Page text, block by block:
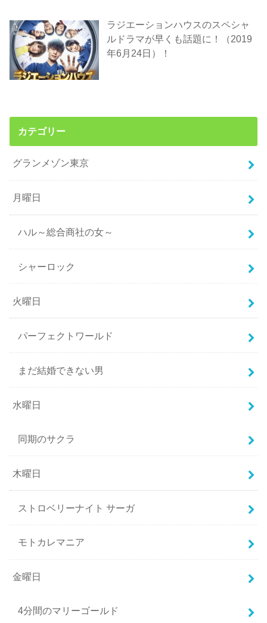
ラジエーションハウスのスペシャ
ルドラマが早くも話題に！（2019
年6月24日）！
カテゴリー
グランメゾン東京
月曜日
ハル～総合商社の女～
シャーロック
火曜日
パーフェクトワールド
まだ結婚できない男
水曜日
同期のサクラ
木曜日
ストロベリーナイト サーガ
モトカレマニア
金曜日
4分間のマリーゴールド